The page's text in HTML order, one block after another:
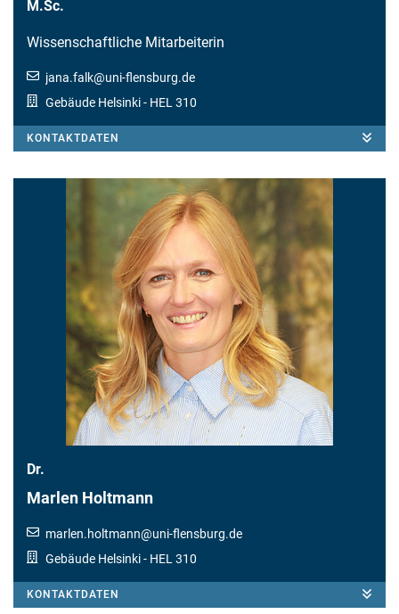
M.Sc.
Wissenschaftliche Mitarbeiterin
jana.falk@uni-flensburg.de
Gebäude Helsinki- HEL 310
KONTAKTDATEN
Dr.
Marlen Holtmann
marlen.holtmann@uni-flensburg.de
Gebäude Helsinki- HEL 310
KONTAKTDATEN